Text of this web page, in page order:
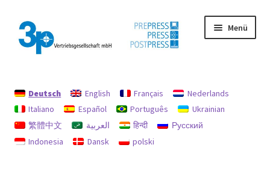
Zur
Navigation
springen
Zum
Inhalt
springen
Menü
Datenschutz
Gebrauchtmaschinen
Deutsch English Français
Nederlands
Italiano
Español Português
Ukrainian
繁體中文
العربية हिन्दी
Русский
Indonesia
Dansk polski